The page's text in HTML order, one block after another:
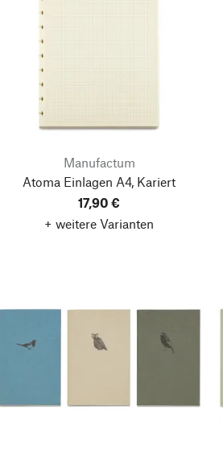
Manufactum
Atoma Einlagen A4, Kariert
17,90 €
+ weitere Varianten